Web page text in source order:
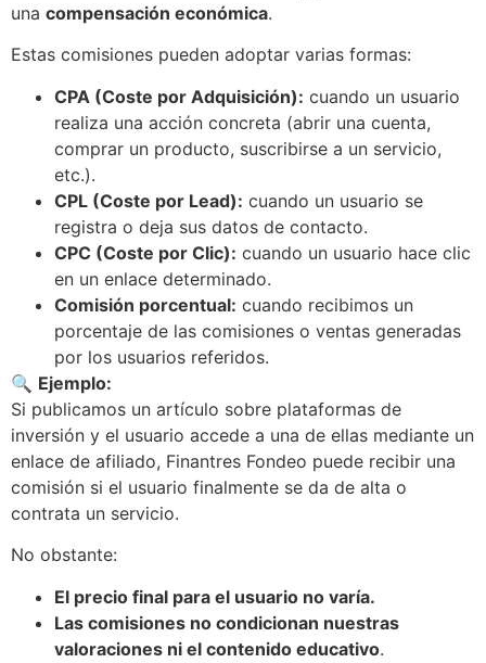
una compensación económica.
Estas comisiones pueden adoptar varias formas:
CPA (Coste por Adquisición): cuando un usuario
realiza una acción concreta (abrir una cuenta,
comprar un producto, suscribirse a un servicio,
etc.).
CPL (Coste por Lead): cuando un usuario se
registra o deja sus datos de contacto.
CPC (Coste por Clic): cuando un usuario hace clic
en un enlace determinado.
Comisión porcentual: cuando recibimos un
porcentaje de las comisiones o ventas generadas
por los usuarios referidos.
🔍 Ejemplo:
Si publicamos un artículo sobre plataformas de
inversión y el usuario accede a una de ellas mediante un
enlace de afiliado, Finantres Fondeo puede recibir una
comisión si el usuario finalmente se da de alta o
contrata un servicio.
No obstante:
El precio final para el usuario no varía.
Las comisiones no condicionan nuestras
valoraciones ni el contenido educativo.